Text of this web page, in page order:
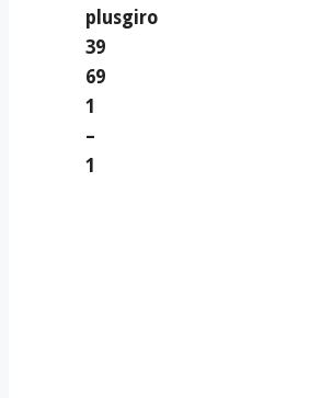
plusgiro
39
69
1
–
1